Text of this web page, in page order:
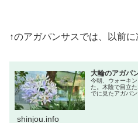
↑のアガパンサスでは、以前に
大輪のアガパ
今朝、ウォーキ
た。木陰で目立
でに見たアガパ
shinjou.info